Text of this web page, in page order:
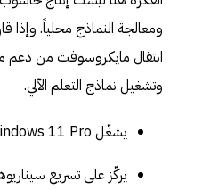
وتشغيل نماذج التعلم الآلي.
يشغّل Windows 11 Pro بإعدادات افتراضية مهيأة للمطورين.
يركّز على تسريع